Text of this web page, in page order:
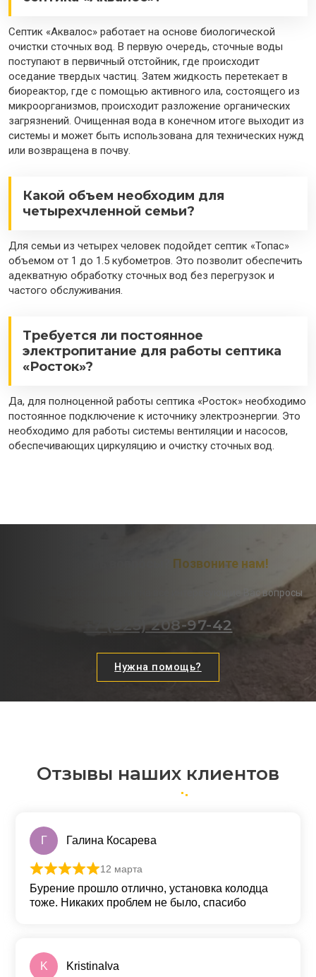
Септик «Аквалос» работает на основе биологической
очистки сточных вод. В первую очередь, сточные воды
поступают в первичный отстойник, где происходит
оседание твердых частиц. Затем жидкость перетекает в
биореактор, где с помощью активного ила, состоящего из
микроорганизмов, происходит разложение органических
загрязнений. Очищенная вода в конечном итоге выходит из
системы и может быть использована для технических нужд
или возвращена в почву.
Какой объем необходим для
четырехчленной семьи?
Для семьи из четырех человек подойдет септик «Топас»
объемом от 1 до 1.5 кубометров. Это позволит обеспечить
адекватную обработку сточных вод без перегрузок и
частого обслуживания.
Требуется ли постоянное
электропитание для работы септика
«Росток»?
Да, для полноценной работы септика «Росток» необходимо
постоянное подключение к источнику электроэнергии. Это
необходимо для работы системы вентиляции и насосов,
обеспечивающих циркуляцию и очистку сточных вод.
Позвоните нам!
Наши менеджеры ответят на все интересующие Вас вопросы
+7 (925) 208-97-42
Нужна помощь?
Отзывы наших клиентов
Г Галина Косарева
Оценка из 5
12 марта
Бурение прошло отлично, установка колодца
тоже. Никаких проблем не было, спасибо
K KristinaIva